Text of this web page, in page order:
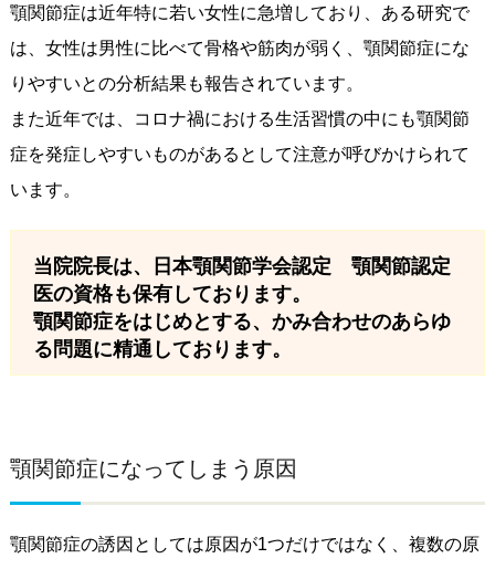
顎関節症は近年特に若い女性に急増しており、ある研究で
は、女性は男性に比べて骨格や筋肉が弱く、顎関節症にな
りやすいとの分析結果も報告されています。
また近年では、コロナ禍における生活習慣の中にも顎関節
症を発症しやすいものがあるとして注意が呼びかけられて
います。
当院院長は、日本顎関節学会認定 顎関節認定
医の資格も保有しております。
顎関節症をはじめとする、かみ合わせのあらゆ
る問題に精通しております。
顎関節症になってしまう原因
顎関節症の誘因としては原因が1つだけではなく、複数の原